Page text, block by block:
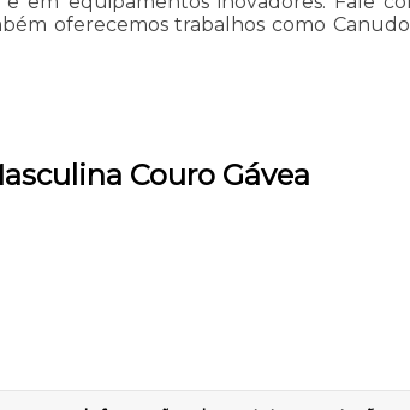
oferecemos trabalhos como
Couro Gávea